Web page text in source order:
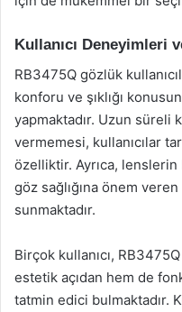
Kullanıcı Deneyimleri
RB3475Q gözlük
konforu ve şıklığı
yapmaktadır. Uzun süreli
vermemesi, kullanıcılar
özelliktir. Ayrıca,
göz sağlığına önem
sunmaktadır.
Birçok kullanıcı,
estetik açıdan hem de
tatmin edici bulmaktadır.